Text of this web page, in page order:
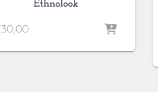
Ethnolook
30,00